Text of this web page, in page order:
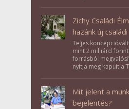
Zichy Családi
hazánk új
Teljes
mint 2 milliárd
forrásból
nyitja meg kapuit a
Mit jelent a
bejelentés?